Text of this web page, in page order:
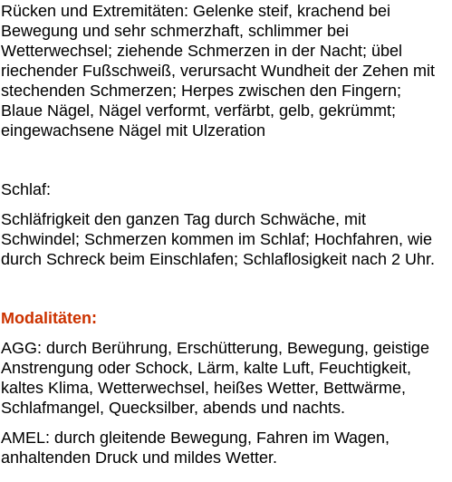
Rücken und Extremitäten: Gelenke steif, krachend bei
Bewegung und sehr schmerzhaft, schlimmer bei
Wetterwechsel; ziehende Schmerzen in der Nacht; übel
riechender Fußschweiß, verursacht Wundheit der Zehen mit
stechenden Schmerzen; Herpes zwischen den Fingern;
Blaue Nägel, Nägel verformt, verfärbt, gelb, gekrümmt;
eingewachsene Nägel mit Ulzeration
Schlaf:
Schläfrigkeit den ganzen Tag durch Schwäche, mit
Schwindel; Schmerzen kommen im Schlaf; Hochfahren, wie
durch Schreck beim Einschlafen; Schlaflosigkeit nach 2 Uhr.
Modalitäten:
AGG: durch Berührung, Erschütterung, Bewegung, geistige
Anstrengung oder Schock, Lärm, kalte Luft, Feuchtigkeit,
kaltes Klima, Wetterwechsel, heißes Wetter, Bettwärme,
Schlafmangel, Quecksilber, abends und nachts.
AMEL: durch gleitende Bewegung, Fahren im Wagen,
anhaltenden Druck und mildes Wetter.